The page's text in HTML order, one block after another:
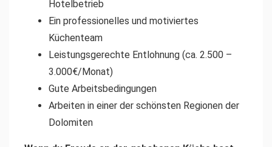
Hotelbetrieb
Ein professionelles und motiviertes
Küchenteam
Leistungsgerechte Entlohnung (ca. 2.500 –
3.000€/Monat)
Gute Arbeitsbedingungen
Arbeiten in einer der schönsten Regionen der
Dolomiten